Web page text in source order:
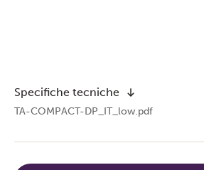
Specifiche tecniche
TA-COMPACT-DP_IT_low.pdf